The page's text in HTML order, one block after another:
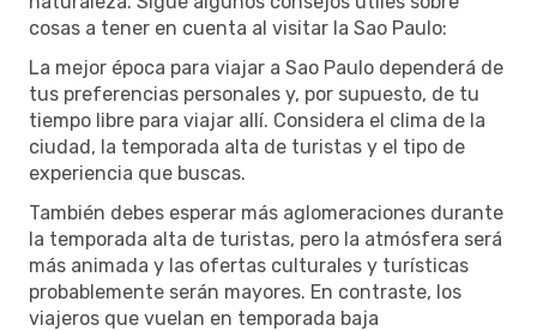
cosas a tener en cuenta al visitar la Sao Paulo:
La mejor época para viajar a Sao Paulo dependerá de
tus preferencias personales y, por supuesto, de tu
tiempo libre para viajar allí. Considera el clima de la
ciudad, la temporada alta de turistas y el tipo de
experiencia que buscas.
También debes esperar más aglomeraciones durante
la temporada alta de turistas, pero la atmósfera será
más animada y las ofertas culturales y turísticas
probablemente serán mayores. En contraste, los
viajeros que vuelan en temporada baja